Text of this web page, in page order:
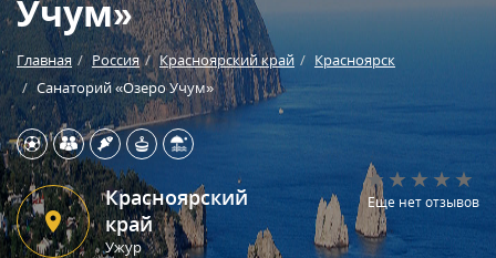
Учум»
Главная Россия Красноярский край
Красноярск
Санаторий «Озеро Учум»
Красноярский
край
Ужур
Еще нет отзывов